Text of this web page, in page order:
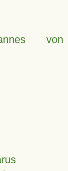
von